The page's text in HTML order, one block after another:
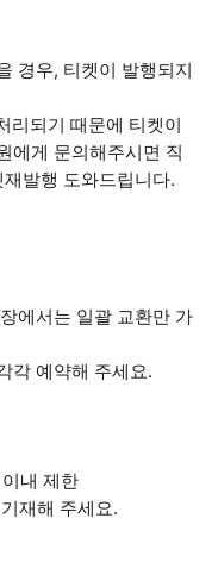
경우, 티켓이 발행되지
리되기 때문에 티켓이
에게 문의해주시면 직
발행 도와드립니다.
에서는 일괄 교환만 가
각 예약해 주세요.
내 제한
재해 주세요.